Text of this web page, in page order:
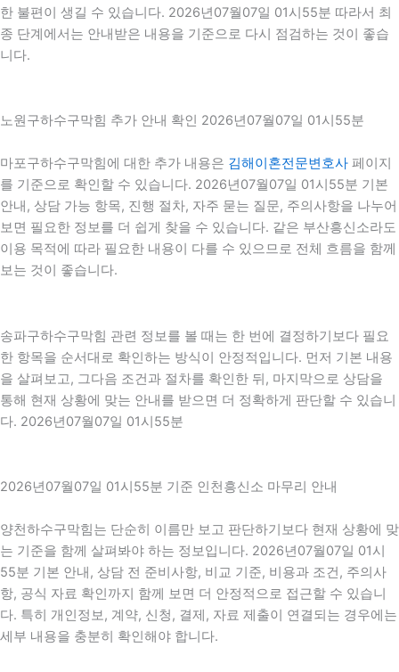
한 불편이 생길 수 있습니다. 2026년07월07일 01시55분 따라서 최
종 단계에서는 안내받은 내용을 기준으로 다시 점검하는 것이 좋습
니다.
노원구하수구막힘 추가 안내 확인 2026년07월07일 01시55분
마포구하수구막힘에 대한 추가 내용은 김해이혼전문변호사 페이지
를 기준으로 확인할 수 있습니다. 2026년07월07일 01시55분 기본
안내, 상담 가능 항목, 진행 절차, 자주 묻는 질문, 주의사항을 나누어
보면 필요한 정보를 더 쉽게 찾을 수 있습니다. 같은 부산흥신소라도
이용 목적에 따라 필요한 내용이 다를 수 있으므로 전체 흐름을 함께
보는 것이 좋습니다.
송파구하수구막힘 관련 정보를 볼 때는 한 번에 결정하기보다 필요
한 항목을 순서대로 확인하는 방식이 안정적입니다. 먼저 기본 내용
을 살펴보고, 그다음 조건과 절차를 확인한 뒤, 마지막으로 상담을
통해 현재 상황에 맞는 안내를 받으면 더 정확하게 판단할 수 있습니
다. 2026년07월07일 01시55분
2026년07월07일 01시55분 기준 인천흥신소 마무리 안내
양천하수구막힘는 단순히 이름만 보고 판단하기보다 현재 상황에 맞
는 기준을 함께 살펴봐야 하는 정보입니다. 2026년07월07일 01시
55분 기본 안내, 상담 전 준비사항, 비교 기준, 비용과 조건, 주의사
항, 공식 자료 확인까지 함께 보면 더 안정적으로 접근할 수 있습니
다. 특히 개인정보, 계약, 신청, 결제, 자료 제출이 연결되는 경우에는
세부 내용을 충분히 확인해야 합니다.